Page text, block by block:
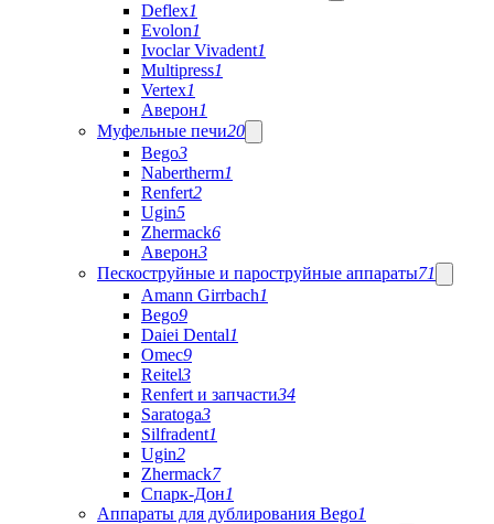
Deflex1
Evolon1
Ivoclar Vivadent1
Multipress1
Vertex1
Аверон1
Муфельные печи20
Bego3
Nabertherm1
Renfert2
Ugin5
Zhermack6
Аверон3
Пескоструйные и пароструйные аппараты71
Amann Girrbach1
Bego9
Daiei Dental1
Omec9
Reitel3
Renfert и запчасти34
Saratoga3
Silfradent1
Ugin2
Zhermack7
Спарк-Дон1
Аппараты для дублирования Bego1